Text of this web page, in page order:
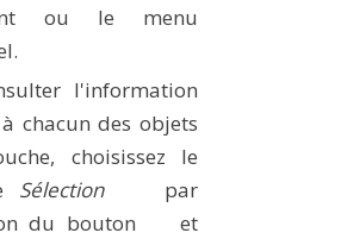
ou le menu
l'information
chacun des objets
choisissez le
Sélection
par
du bouton
et